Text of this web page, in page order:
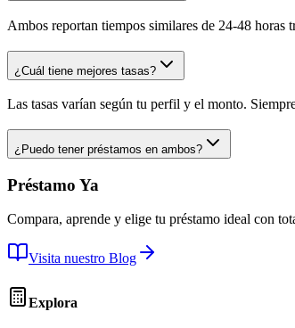
Ambos reportan tiempos similares de 24-48 horas
¿Cuál tiene mejores tasas?
Las tasas varían según tu perfil y el monto.
¿Puedo tener préstamos en ambos?
Préstamo Ya
Compara, aprende y elige tu préstamo ideal con
Visita nuestro Blog
Explora